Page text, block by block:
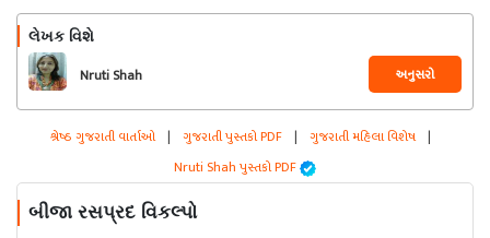
લેખક વિશે
Nruti Shah અનુસરો
શ્રેષ્ઠ ગુજરાતી વાર્તાઓ | ગુજરાતી પુસ્તકો PDF | ગુજરાતી મહિલા વિશેષ |
Nruti Shah પુસ્તકો PDF
બીજા રસપ્રદ વિકલ્પો